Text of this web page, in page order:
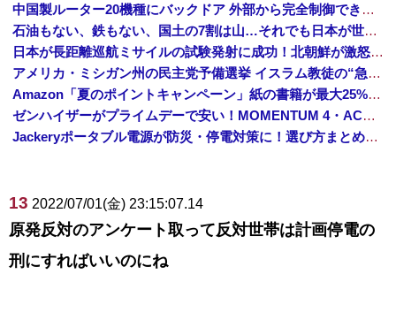
中国製ルーター20機種にバックドア 外部から完全制御できる機能が仕込まれていた
石油もない、鉄もない、国土の7割は山…それでも日本が世界屈指の経済大国になれた「勤勉さ」以外の勝因！
日本が長距離巡航ミサイルの試験発射に成功！北朝鮮が激怒「日本が戦争国家になろうとしている」「絶対に傍観しない、必ず後悔させる」
アメリカ・ミシガン州の民主党予備選挙 イスラム教徒の“急進左派”候補が勝利確実に⋯トランプ氏は批判
Amazon「夏のポイントキャンペーン」紙の書籍が最大25%ポイント還元 対象と条件を整理（2026年7月）
ゼンハイザーがプライムデーで安い！MOMENTUM 4・ACCENTUMなど対象モデルまとめ！
Jackeryポータブル電源が防災・停電対策に！選び方まとめ【プライムデー最終日】
13 2022/07/01(金) 23:15:07.14
原発反対のアンケート取って反対世帯は計画停電の
刑にすればいいのにね